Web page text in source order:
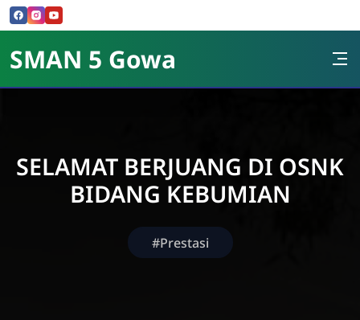
Skip to Content
SMAN 5 Gowa
SELAMAT BERJUANG DI OSNK
BIDANG KEBUMIAN
#Prestasi